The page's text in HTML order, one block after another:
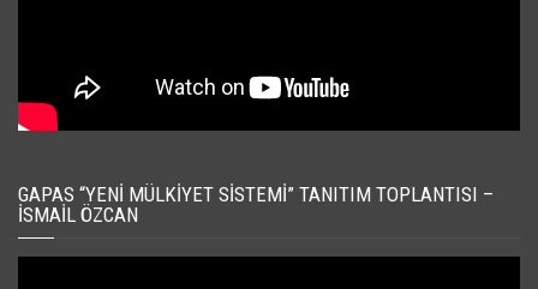
GAPAS “YENI MÜLKIYET SISTEMI” TANITIM TOPLANTISI –
İSMAIL ÖZCAN